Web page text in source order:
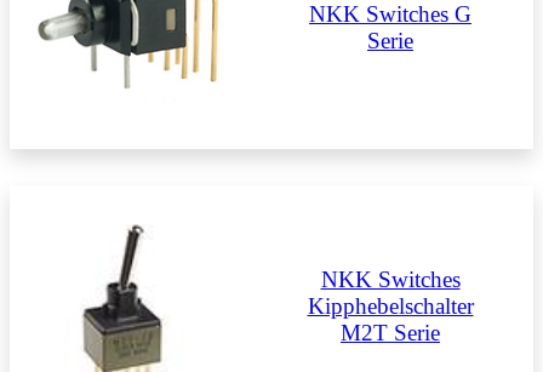
NKK Switches G
Serie
NKK Switches
Kipphebelschalter
M2T Serie